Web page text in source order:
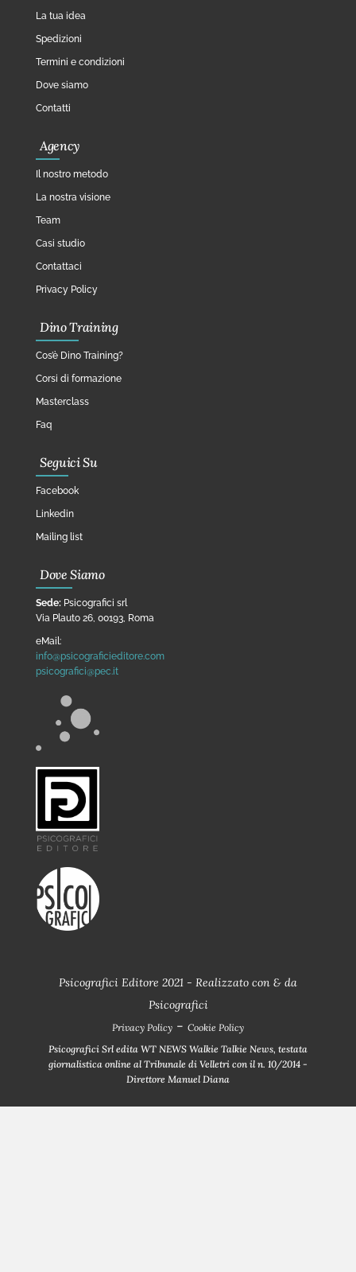
La tua idea
Spedizioni
Termini e condizioni
Dove siamo
Contatti
Agency
Il nostro metodo
La nostra visione
Team
Casi studio
Contattaci
Privacy Policy
Dino Training
Cos’è Dino Training?
Corsi di formazione
Masterclass
Faq
Seguici Su
Facebook
Linkedin
Mailing list
Dove Siamo
Sede: Psicografici srl
Via Plauto 26, 00193, Roma
eMail:
info@psicograficieditore.com
psicografici@pec.it
Psicografici Editore 2021 - Realizzato con & da
Psicografici
Privacy Policy - Cookie Policy
Psicografici Srl edita WT NEWS Walkie Talkie News, testata
giornalistica online al Tribunale di Velletri con il n. 10/2014 -
Direttore Manuel Diana